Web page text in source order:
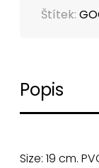
Štítek:
Popis
Size: 19 cm.